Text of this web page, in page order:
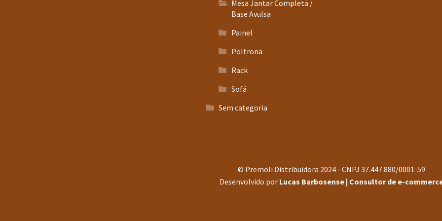
Mesa Jantar Completa /
Base Avulsa
Painel
Poltrona
Rack
Sofá
Sem categoria
© Premoli Distribuidora 2024 - CNPJ 37.447.880/0001-59
Desenvolvido por Lucas Barbosense | Consultor de e-